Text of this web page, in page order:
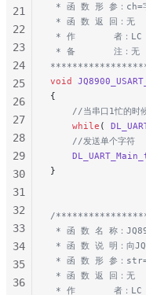
* 函 数 形 参：ch=
* 函 数 返 回：无
* 作       者：LC
* 备       注：无
void
{
//当串口1忙的时
    while
(
    //发送单个字符
}
/
* 函 数 名 称：
* 函 数 说 明：向
* 函 数 形 参：str=
* 函 数 返 回：无
* 作       者：LC
21
22
23
24
25
26
27
28
29
30
31
32
33
34
35
36